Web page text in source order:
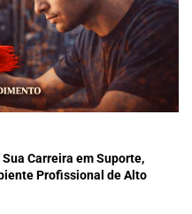
Carreira em Suporte,
Profissional de Alto